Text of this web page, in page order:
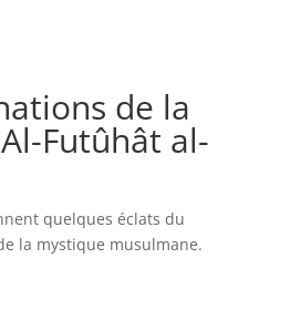
de la
Futûhât al-
quelques éclats du
la mystique musulmane.